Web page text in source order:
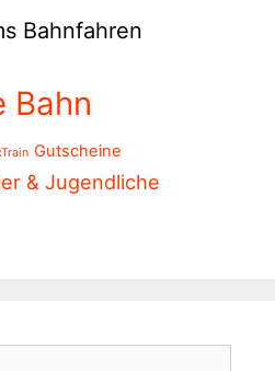
Bahnfahren
Bahn
Gutscheine
& Jugendliche